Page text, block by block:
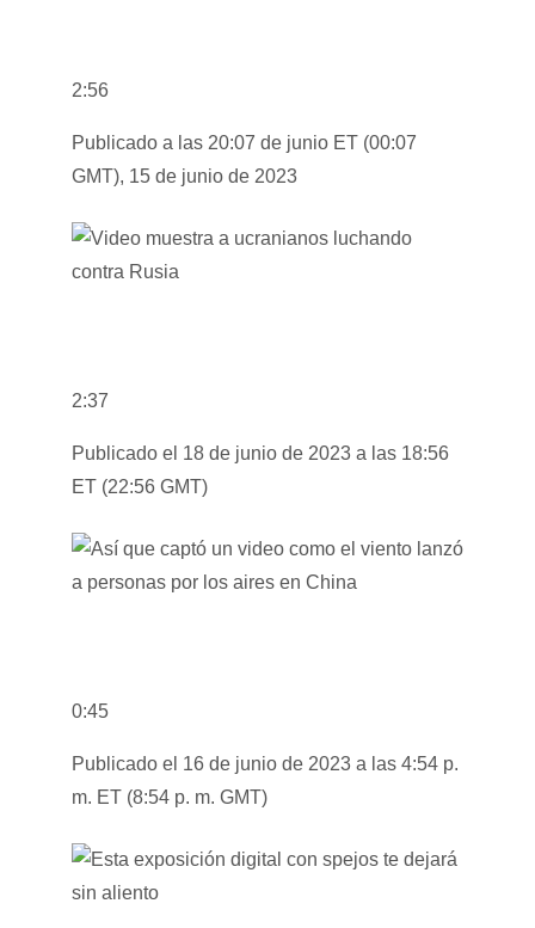
2:56
Publicado a las 20:07 de junio ET (00:07
GMT), 15 de junio de 2023
2:37
Publicado el 18 de junio de 2023 a las 18:56
ET (22:56 GMT)
0:45
Publicado el 16 de junio de 2023 a las 4:54 p.
m. ET (8:54 p. m. GMT)